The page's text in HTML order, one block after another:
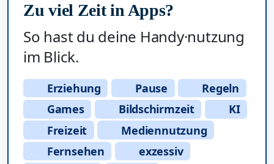
Zu viel Zeit in Apps?
So hast du deine Handy·nutzung
im Blick.
Erziehung Pause
Regeln
Games
Bildschirmzeit
KI
Freizeit
Mediennutzung
Fernsehen
exzessiv